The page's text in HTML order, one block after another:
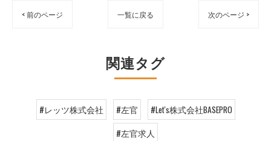
< 前のページ 一覧に戻る 次のページ >
関連タグ
#レッツ株式会社 #左官
#Let's株式会社BASEPRO
#左官求人